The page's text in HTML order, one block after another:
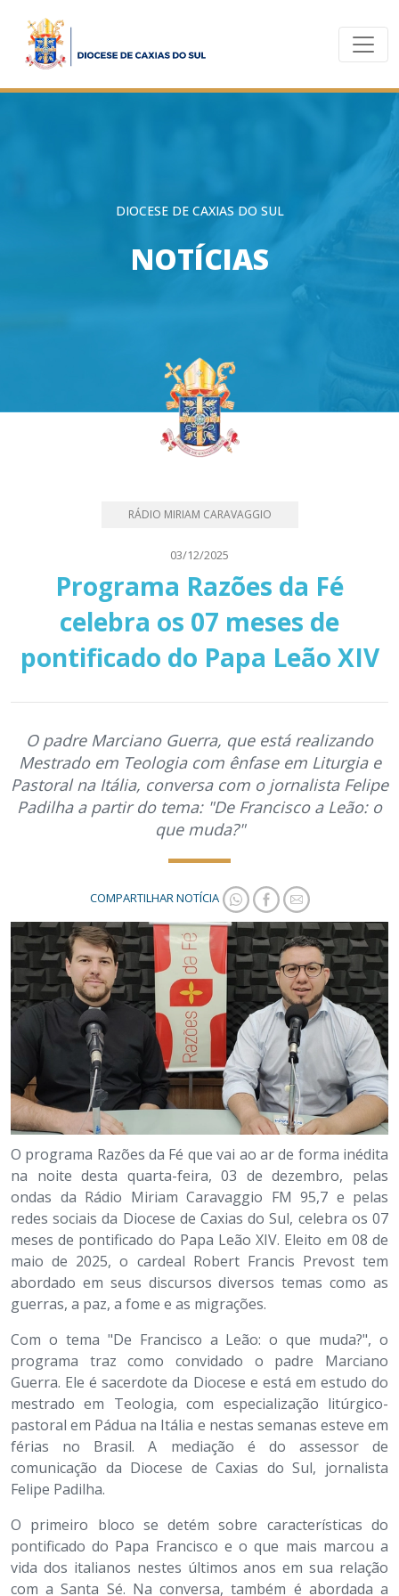
DIOCESE DE CAXIAS DO SUL
NOTÍCIAS
RÁDIO MIRIAM CARAVAGGIO
03/12/2025
Programa Razões da Fé
celebra os 07 meses de
pontificado do Papa Leão XIV
O padre Marciano Guerra, que está realizando
Mestrado em Teologia com ênfase em Liturgia e
Pastoral na Itália, conversa com o jornalista Felipe
Padilha a partir do tema: "De Francisco a Leão: o
que muda?"
COMPARTILHAR NOTÍCIA
O programa Razões da Fé que vai ao ar de forma inédita
na noite desta quarta-feira, 03 de dezembro, pelas
ondas da Rádio Miriam Caravaggio FM 95,7 e pelas
redes sociais da Diocese de Caxias do Sul, celebra os 07
meses de pontificado do Papa Leão XIV. Eleito em 08 de
maio de 2025, o cardeal Robert Francis Prevost tem
abordado em seus discursos diversos temas como as
guerras, a paz, a fome e as migrações.
Com o tema "De Francisco a Leão: o que muda?", o
programa traz como convidado o padre Marciano
Guerra. Ele é sacerdote da Diocese e está em estudo do
mestrado em Teologia, com especialização litúrgico-
pastoral em Pádua na Itália e nestas semanas esteve em
férias no Brasil. A mediação é do assessor de
comunicação da Diocese de Caxias do Sul, jornalista
Felipe Padilha.
O primeiro bloco se detém sobre características do
pontificado do Papa Francisco e o que mais marcou a
vida dos italianos nestes últimos anos em sua relação
com a Santa Sé. Na conversa, também é abordada a